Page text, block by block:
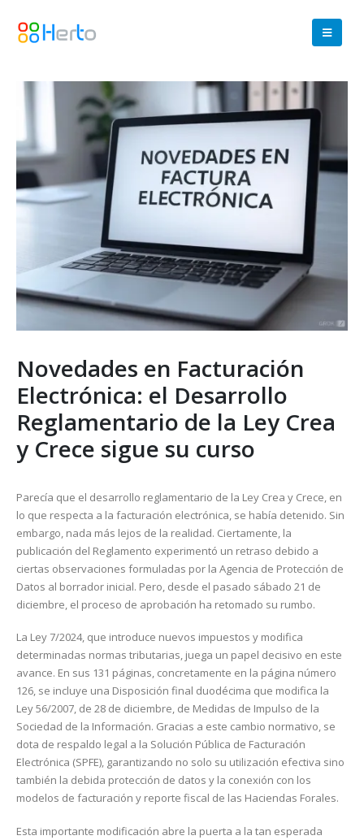
Novedades en Facturación
Electrónica: el Desarrollo
Reglamentario de la Ley Crea
y Crece sigue su curso
Parecía que el desarrollo reglamentario de la Ley Crea y Crece, en
lo que respecta a la facturación electrónica, se había detenido. Sin
embargo, nada más lejos de la realidad. Ciertamente, la
publicación del Reglamento experimentó un retraso debido a
ciertas observaciones formuladas por la Agencia de Protección de
Datos al borrador inicial. Pero, desde el pasado sábado 21 de
diciembre, el proceso de aprobación ha retomado su rumbo.
La Ley 7/2024, que introduce nuevos impuestos y modifica
determinadas normas tributarias, juega un papel decisivo en este
avance. En sus 131 páginas, concretamente en la página número
126, se incluye una Disposición final duodécima que modifica la
Ley 56/2007, de 28 de diciembre, de Medidas de Impulso de la
Sociedad de la Información. Gracias a este cambio normativo, se
dota de respaldo legal a la Solución Pública de Facturación
Electrónica (SPFE), garantizando no solo su utilización efectiva sino
también la debida protección de datos y la conexión con los
modelos de facturación y reporte fiscal de las Haciendas Forales.
Esta importante modificación abre la puerta a la tan esperada